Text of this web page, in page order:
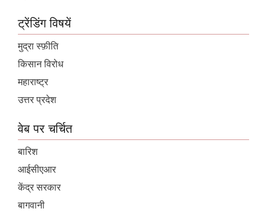
ट्रेंडिंग विषयें
मुद्रा स्फ़ीति
किसान विरोध
महाराष्ट्र
उत्तर प्रदेश
वेब पर चर्चित
बारिश
आईसीएआर
केंद्र सरकार
बागवानी